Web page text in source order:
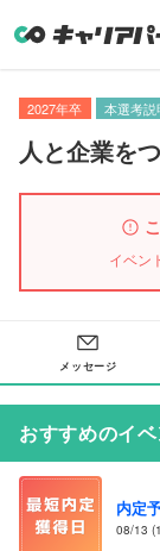
2027年卒 本選考説
人と企業を
イベン
メッセージ
おすすめのイベ
内定
08/13